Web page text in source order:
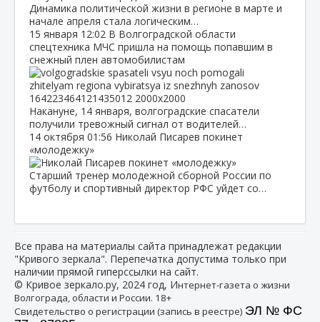
Динамика политической жизни в регионе в марте и
начале апреля стала логическим…
15 января 12:02 В Волгоградской области
спецтехника МЧС пришла на помощь попавшим в
снежный плен автомобилистам
Накануне, 14 января, волгоградские спасатели
получили тревожный сигнал от водителей…
14 октября 01:56 Николай Писарев покинет
«молодежку»
Старший тренер молодежной сборной России по
футболу и спортивный директор РФС уйдет со…
Все права на материалы сайта принадлежат редакции
"Кривого зеркала". Перепечатка допустима только при
наличии прямой гиперссылки на сайт.
© Кривое зеркало.ру, 2024 год, Интернет-газета о жизни
Волгограда, области и России. 18+
Свидетельство о регистрации (запись в реестре) ЭЛ № ФС